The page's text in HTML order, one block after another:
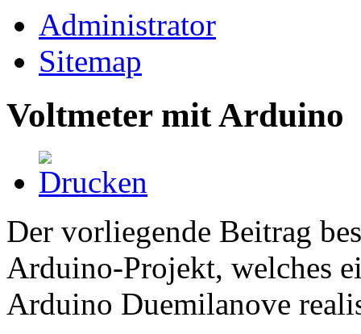
Administrator
Sitemap
Voltmeter mit Arduino
Der vorliegende Beitrag
Arduino-Projekt, welches
Arduino Duemilanove